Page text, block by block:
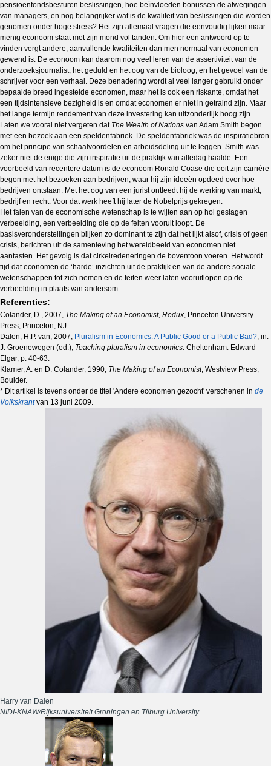
pensioenfondsbesturen beslissingen, hoe beïnvloeden bonussen de afwegingen
van managers, en nog belangrijker wat is de kwaliteit van beslissingen die worden
genomen onder hoge stress? Het zijn allemaal vragen die eenvoudig lijken maar
menig econoom staat met zijn mond vol tanden. Om hier een antwoord op te
vinden vergt andere, aanvullende kwaliteiten dan men normaal van economen
gewend is. De econoom kan daarom nog veel leren van de assertiviteit van de
onderzoeksjournalist, het geduld en het oog van de bioloog, en het gevoel van de
schrijver voor een verhaal. Deze benadering wordt al veel langer gebruikt onder
bepaalde breed ingestelde economen, maar het is ook een riskante, omdat het
een tijdsintensieve bezigheid is en omdat economen er niet in getraind zijn. Maar
het lange termijn rendement van deze investering kan uitzonderlijk hoog zijn.
Laten we vooral niet vergeten dat The Wealth of Nations van Adam Smith begon
met een bezoek aan een speldenfabriek. De speldenfabriek was de inspiratiebron
om het principe van schaalvoordelen en arbeidsdeling uit te leggen. Smith was
zeker niet de enige die zijn inspiratie uit de praktijk van alledag haalde. Een
voorbeeld van recentere datum is de econoom Ronald Coase die ooit zijn carrière
begon met het bezoeken aan bedrijven, waar hij zijn ideeën opdeed over hoe
bedrijven ontstaan. Met het oog van een jurist ontleedt hij de werking van markt,
bedrijf en recht. Voor dat werk heeft hij later de Nobelprijs gekregen.
Het falen van de economische wetenschap is te wijten aan op hol geslagen
verbeelding, een verbeelding die op de feiten vooruit loopt. De
basisveronderstellingen blijken zo dominant te zijn dat het lijkt alsof, crisis of geen
crisis, berichten uit de samenleving het wereldbeeld van economen niet
aantasten. Het gevolg is dat cirkelredeneringen de boventoon voeren. Het wordt
tijd dat economen de ‘harde’ inzichten uit de praktijk en van de andere sociale
wetenschappen tot zich nemen en de feiten weer laten vooruitlopen op de
verbeelding in plaats van andersom.
Referenties:
Colander, D., 2007, The Making of an Economist, Redux, Princeton University
Press, Princeton, NJ.
Dalen, H.P. van, 2007, Pluralism in Economics: A Public Good or a Public Bad?, in:
J. Groenewegen (ed.), Teaching pluralism in economics. Cheltenham: Edward
Elgar, p. 40-63.
Klamer, A. en D. Colander, 1990, The Making of an Economist, Westview Press,
Boulder.
* Dit artikel is tevens onder de titel 'Andere economen gezocht' verschenen in de
Volkskrant van 13 juni 2009.
Harry van Dalen
NIDI-KNAW/Rijksuniversiteit Groningen en Tilburg University